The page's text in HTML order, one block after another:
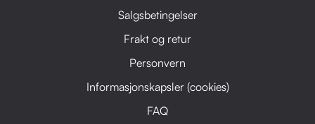
Salgsbetingelser
Frakt og retur
Personvern
Informasjonskapsler (cookies)
FAQ